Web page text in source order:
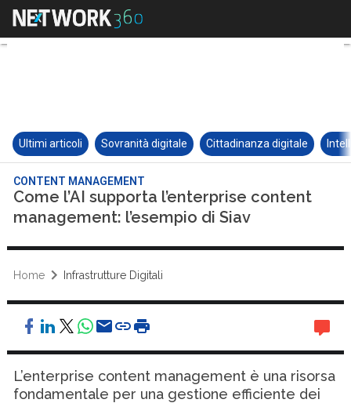
Ultimi articoli Sovranità digitale Cittadinanza digitale
CONTENT MANAGEMENT
Come l’AI supporta l’enterprise content
management: l’esempio di Siav
Home Infrastrutture Digitali
L’enterprise content management è una risorsa
fondamentale per una gestione efficiente dei